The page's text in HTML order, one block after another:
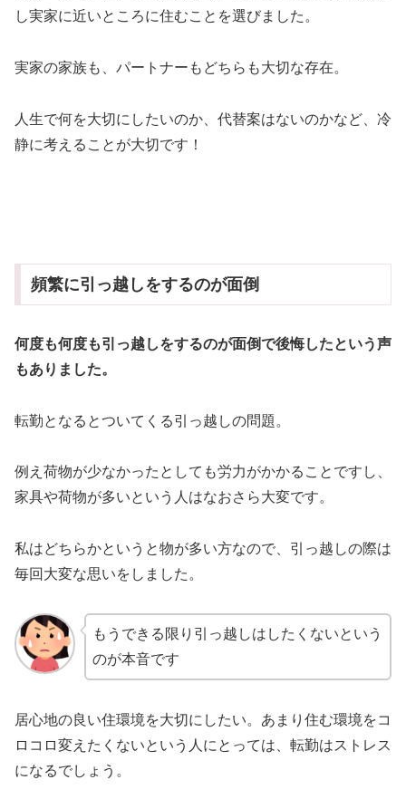
し実家に近いところに住むことを選びました。
実家の家族も、パートナーもどちらも大切な存在。
人生で何を大切にしたいのか、代替案はないのかなど、冷
静に考えることが大切です！
頻繁に引っ越しをするのが面倒
何度も何度も引っ越しをするのが面倒で後悔したという声
もありました。
転勤となるとついてくる引っ越しの問題。
例え荷物が少なかったとしても労力がかかることですし、
家具や荷物が多いという人はなおさら大変です。
私はどちらかというと物が多い方なので、引っ越しの際は
毎回大変な思いをしました。
もうできる限り引っ越しはしたくないという
のが本音です
居心地の良い住環境を大切にしたい。あまり住む環境をコ
ロコロ変えたくないという人にとっては、転勤はストレス
になるでしょう。